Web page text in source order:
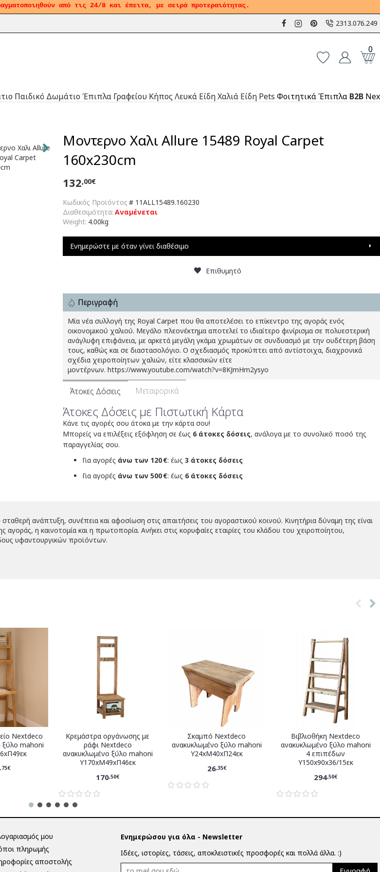
από τις 24/8 και έπειτα, με σειρά προτεραιότητας.
2313.076.249
0
Παιδικό Δωμάτιο Έπιπλα Γραφείου Κήπος Λευκά ΕίδηΧαλιά Είδη Pets Φοιτητικά Έπιπλα B2B
Μοντερνο Χαλι Allure 15489 Royal Carpet
160x230cm
Κωδικός Προϊόντος # 11ALL15489.160230
Διαθεσιμότητα: Αναμένεται
Weight: 4.00kg
132,00€
Ενημερώστε με όταν γίνει διαθέσιμο
Επιθυμητό
Περιγραφή
Μία νέα συλλογή της Royal Carpet που θα αποτελέσει το επίκεντρο της αγοράς ενός
οικονομικού χαλιού. Μεγάλο πλεονέκτημα αποτελεί το ιδιαίτερο φινίρισμα σε πολυεστερική
ανάγλυφη επιφάνεια, με αρκετά μεγάλη γκάμα χρωμάτων σε συνδυασμό με την ουδέτερη βάση
τους, καθώς και σε διαστασολόγιο. Ο σχεδιασμός προκύπτει από αντίστοιχα, διαχρονικά
σχέδια χειροποίητων χαλιών, είτε κλασσικών είτε
μοντέρνων. https://www.youtube.com/watch?v=8KJmHm2ysyo
Άτοκες Δόσεις Μεταφορικά
Άτοκες Δόσεις με Πιστωτική Κάρτα
Κάνε τις αγορές σου άτοκα με την κάρτα σου!
Μπορείς να επιλέξεις εξόφληση σε έως 6 άτοκες δόσεις, ανάλογα με το συνολικό ποσό της
παραγγελίας σου.
Για αγορές άνω των 120 €: έως 3 άτοκες δόσεις
Για αγορές άνω των 500 €: έως 6 άτοκες δόσεις
ανάπτυξη, συνέπεια και αφοσίωση στις απαιτήσεις του αγοραστικού κοινού. Κινητήρια δύναμη της είναι
η καινοτομία και η πρωτοπορία. Ανήκει στις κορυφαίες εταιρίες του κλάδου του χειροποίητου,
υφαντουργικών προϊόντων.
Nextdeco
ξύλο mahoni
,75€
Κρεμάστρα οργάνωσης με
ράφι Nextdeco
ανακυκλωμένο ξύλο mahoni
Υ170xM49xΠ46εκ
170,50€
Σκαμπό Nextdeco
ανακυκλωμένο ξύλο mahoni
Υ24xM40xΠ24εκ
26,35€
Βιβλιοθήκη Nextdeco
ανακυκλωμένο ξύλο mahoni
4 επιπέδων
Υ150x90x36/15εκ
294,50€
μου
πληρωμής
αποστολής
Ενημερώσου για όλα - Newsletter
Ιδέες, ιστορίες, τάσεις, αποκλειστικές προσφορές και πολλά άλλα. :)